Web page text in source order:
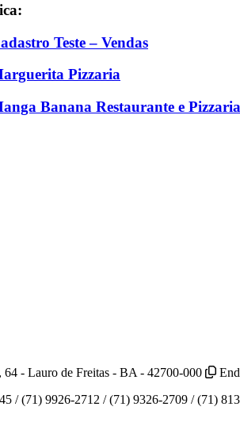
Teste – Vendas
Pizzaria
Banana Restaurante e Pizzaria
- Lauro de Freitas - BA - 42700-000
/ (71) 9926-2712 / (71) 9326-2709 / (71)